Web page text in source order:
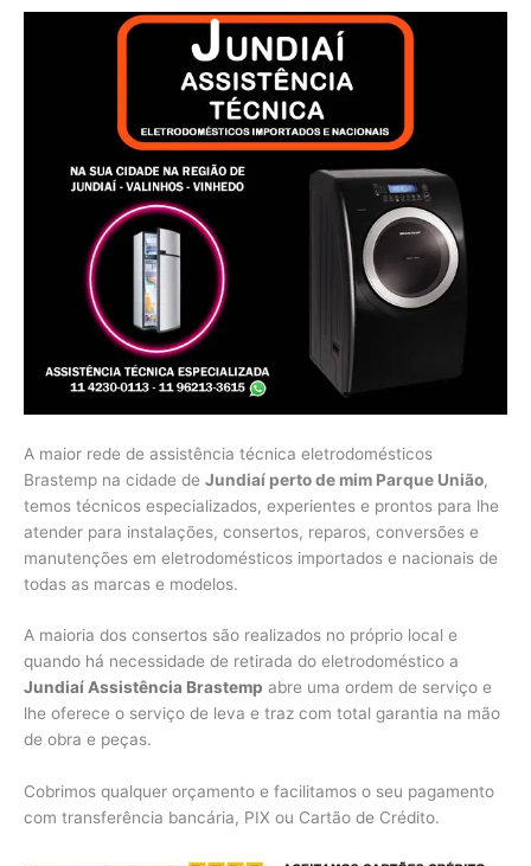
A maior rede de assistência técnica eletrodomésticos
Brastemp na cidade de Jundiaí perto de mim Parque União,
temos técnicos especializados, experientes e prontos para lhe
atender para instalações, consertos, reparos, conversões e
manutenções em eletrodomésticos importados e nacionais de
todas as marcas e modelos.
A maioria dos consertos são realizados no próprio local e
quando há necessidade de retirada do eletrodoméstico a
Jundiaí Assistência Brastemp abre uma ordem de serviço e
lhe oferece o serviço de leva e traz com total garantia na mão
de obra e peças.
Cobrimos qualquer orçamento e facilitamos o seu pagamento
com transferência bancária, PIX ou Cartão de Crédito.